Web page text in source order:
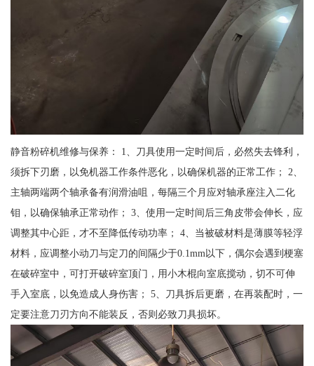
静音粉碎机维修与保养： 1、刀具使用一定时间后，必然失去锋利，
须拆下刃磨，以免机器工作条件恶化，以确保机器的正常工作； 2、
主轴两端两个轴承备有润滑油咀，每隔三个月应对轴承座注入二化
钼，以确保轴承正常动作； 3、使用一定时间后三角皮带会伸长，应
调整其中心距，才不至降低传动功率； 4、当被破材料是薄膜等轻浮
材料，应调整小动刀与定刀的间隔少于0.1mm以下，偶尔会遇到梗塞
在破碎室中，可打开破碎室顶门，用小木棍向室底搅动，切不可伸
手入室底，以免造成人身伤害； 5、刀具拆后更磨，在再装配时，一
定要注意刀刃方向不能装反，否则必致刀具损坏。